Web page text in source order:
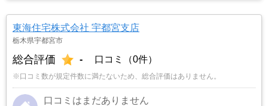
東海住宅株式会社 宇都宮支店
栃木県宇都宮市
総合評価 - 口コミ（0件）
※口コミ数が規定件数に満たないため、総合評価はありません。
口コミはまだありません